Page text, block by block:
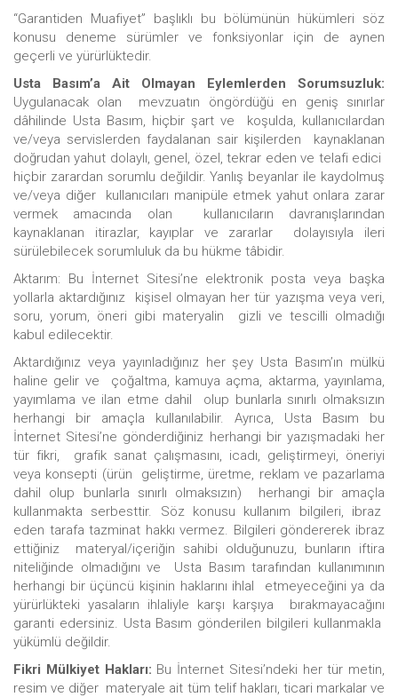
“Garantiden Muafiyet” başlıklı bu bölümünün hükümleri söz
konusu deneme sürümler ve fonksiyonlar için de aynen
geçerli ve yürürlüktedir.
Usta Basım’a Ait Olmayan Eylemlerden Sorumsuzluk:
Uygulanacak olan mevzuatın öngördüğü en geniş sınırlar
dâhilinde Usta Basım, hiçbir şart ve koşulda, kullanıcılardan
ve/veya servislerden faydalanan sair kişilerden kaynaklanan
doğrudan yahut dolaylı, genel, özel, tekrar eden ve telafi edici
hiçbir zarardan sorumlu değildir. Yanlış beyanlar ile kaydolmuş
ve/veya diğer kullanıcıları manipüle etmek yahut onlara zarar
vermek amacında olan kullanıcıların davranışlarından
kaynaklanan itirazlar, kayıplar ve zararlar dolayısıyla ileri
sürülebilecek sorumluluk da bu hükme tâbidir.
Aktarım: Bu İnternet Sitesi’ne elektronik posta veya başka
yollarla aktardığınız kişisel olmayan her tür yazışma veya veri,
soru, yorum, öneri gibi materyalin gizli ve tescilli olmadığı
kabul edilecektir.
Aktardığınız veya yayınladığınız her şey Usta Basım’ın mülkü
haline gelir ve çoğaltma, kamuya açma, aktarma, yayınlama,
yayımlama ve ilan etme dahil olup bunlarla sınırlı olmaksızın
herhangi bir amaçla kullanılabilir. Ayrıca, Usta Basım bu
İnternet Sitesi’ne gönderdiğiniz herhangi bir yazışmadaki her
tür fikri, grafik sanat çalışmasını, icadı, geliştirmeyi, öneriyi
veya konsepti (ürün geliştirme, üretme, reklam ve pazarlama
dahil olup bunlarla sınırlı olmaksızın) herhangi bir amaçla
kullanmakta serbesttir. Söz konusu kullanım bilgileri, ibraz
eden tarafa tazminat hakkı vermez. Bilgileri göndererek ibraz
ettiğiniz materyal/içeriğin sahibi olduğunuzu, bunların iftira
niteliğinde olmadığını ve Usta Basım tarafından kullanımının
herhangi bir üçüncü kişinin haklarını ihlal etmeyeceğini ya da
yürürlükteki yasaların ihlaliyle karşı karşıya bırakmayacağını
garanti edersiniz. Usta Basım gönderilen bilgileri kullanmakla
yükümlü değildir.
Fikri Mülkiyet Hakları: Bu İnternet Sitesi’ndeki her tür metin,
resim ve diğer materyale ait tüm telif hakları, ticari markalar ve